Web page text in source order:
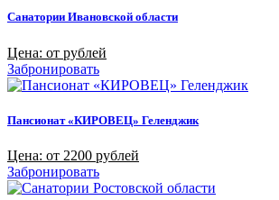
Санатории Ивановской области
Цена: от рублей
Забронировать
Пансионат «КИРОВЕЦ» Геленджик
Цена: от 2200 рублей
Забронировать